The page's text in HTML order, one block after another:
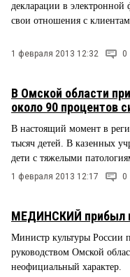
декларации в электронной
свои отношения с
1 февраля 2013 12:32 0
В Омской области
около 90 процентов
В настоящий момент в
тысяч детей. В казенных
дети с тяжелыми
1 февраля 2013 12:17 0
МЕДИНСКИЙ прибыл
Министр культуры России
руководством Омской
неофициальный характер.